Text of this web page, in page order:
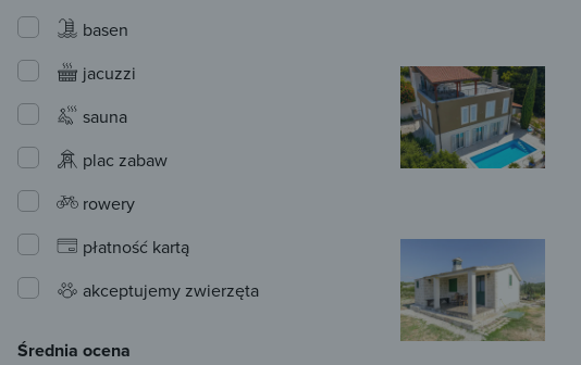
basen
jacuzzi
sauna
plac zabaw
rowery
płatność kartą
akceptujemy zwierzęta
Średnia ocena